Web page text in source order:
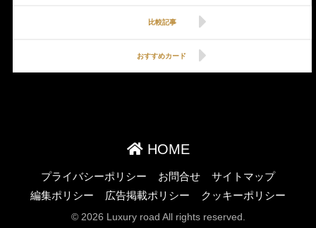
比較記事
おすすめカード
HOME
プライバシーポリシー お問合せ
サイトマップ
編集ポリシー
広告掲載ポリシー クッキーポリシー
© 2026 Luxury road All rights reserved.